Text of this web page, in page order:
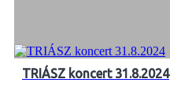
TRIÁSZ koncert 31.8.2024